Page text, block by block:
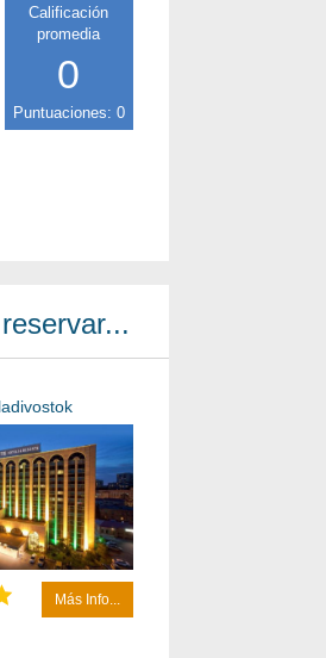
Calificación
promedia
0
Puntuaciones: 0
Más Info...